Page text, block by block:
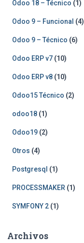
Odoo 18 – Técnico (1)
Odoo 9 – Funcional (4)
Odoo 9 – Técnico (6)
Odoo ERP v7 (10)
Odoo ERP v8 (10)
Odoo15 Técnico (2)
odoo18 (1)
Odoo19 (2)
Otros (4)
Postgresql (1)
PROCESSMAKER (1)
SYMFONY 2 (1)
Archivos